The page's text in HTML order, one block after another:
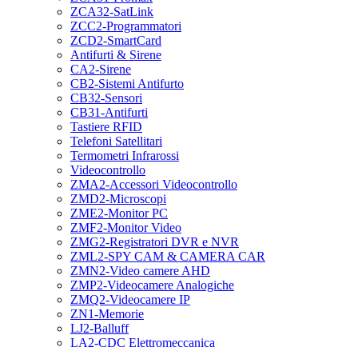
ZCA32-SatLink
ZCC2-Programmatori
ZCD2-SmartCard
Antifurti & Sirene
CA2-Sirene
CB2-Sistemi Antifurto
CB32-Sensori
CB31-Antifurti
Tastiere RFID
Telefoni Satellitari
Termometri Infrarossi
Videocontrollo
ZMA2-Accessori Videocontrollo
ZMD2-Microscopi
ZME2-Monitor PC
ZMF2-Monitor Video
ZMG2-Registratori DVR e NVR
ZML2-SPY CAM & CAMERA CAR
ZMN2-Video camere AHD
ZMP2-Videocamere Analogiche
ZMQ2-Videocamere IP
ZN1-Memorie
LJ2-Balluff
LA2-CDC Elettromeccanica